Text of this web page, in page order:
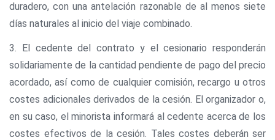
duradero, con una antelación razonable de al menos siete
días naturales al inicio del viaje combinado.
3. El cedente del contrato y el cesionario responderán
solidariamente de la cantidad pendiente de pago del precio
acordado, así como de cualquier comisión, recargo u otros
costes adicionales derivados de la cesión. El organizador o,
en su caso, el minorista informará al cedente acerca de los
costes efectivos de la cesión. Tales costes deberán ser